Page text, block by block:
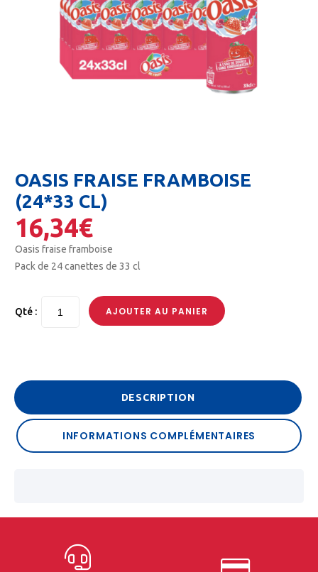
OASIS FRAISE FRAMBOISE
(24*33 CL)
16,34€
Oasis fraise framboise
Pack de 24 canettes de 33 cl
Qté : AJOUTER AU PANIER
DESCRIPTION
INFORMATIONS COMPLÉMENTAIRES